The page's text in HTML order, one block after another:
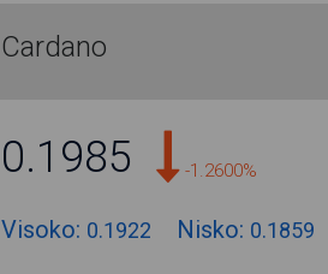
Cardano
0.1985 -1.2600%
Visoko: 0.1922 Nisko: 0.1859